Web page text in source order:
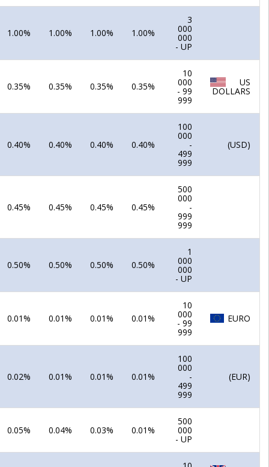
3
000
000
- UP
1.00%
1.00%
1.00%
1.00%
US
DOLLARS
10
000
- 99
999
0.35%
0.35%
0.35%
0.35%
(USD)
100
000
-
499
999
0.40%
0.40%
0.40%
0.40%
500
000
-
999
999
0.45%
0.45%
0.45%
0.45%
1
000
000
- UP
0.50%
0.50%
0.50%
0.50%
EURO
10
000
- 99
999
0.01%
0.01%
0.01%
0.01%
(EUR)
100
000
-
499
999
0.01%
0.01%
0.01%
0.02%
500
000
- UP
0.01%
0.03%
0.04%
0.05%